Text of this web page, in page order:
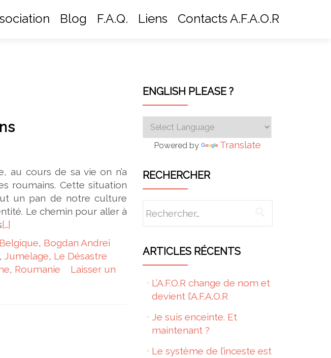
Blog F.A.Q. Liens Contacts A.F.A.O.R
au cours de sa vie on n’a
roumains. Cette situation
un pan de notre culture
Le chemin pour aller à
[…]
Belgique, Bogdan Andrei
, Jumelage, Le Désastre
, Roumanie
Laisser un
ENGLISH PLEASE ?
Powered by Translate
RECHERCHER
ARTICLES RÉCENTS
L’A.F.O.R change de nom et
devient l’A.F.A.O.R
Je suis enceinte. Et
maintenant ?
Le système de l’inceste est